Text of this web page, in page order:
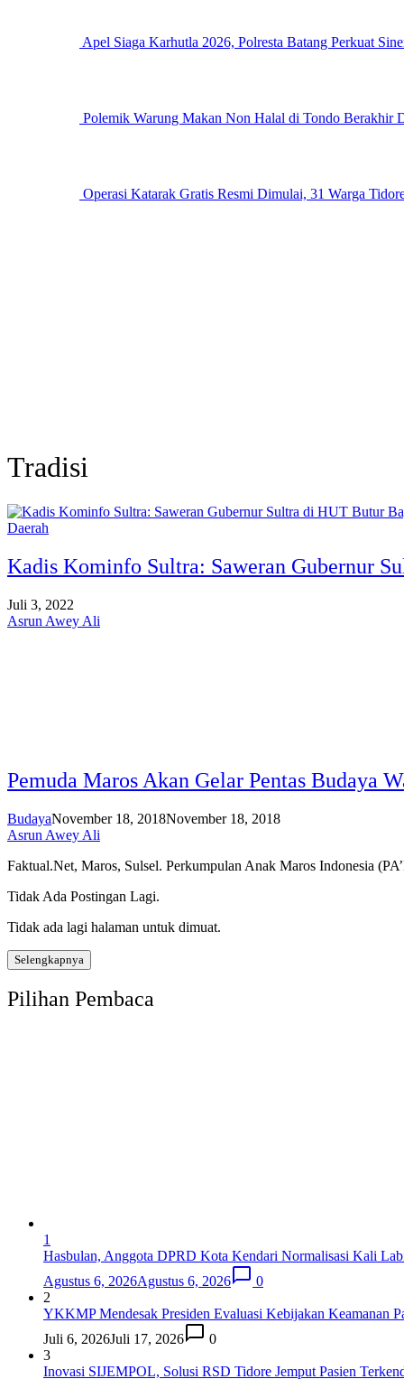
Apel Siaga Karhutla 2026, Polresta Batang Perkuat
Polemik Warung Makan Non Halal di Tondo Berakhir
Operasi Katarak Gratis Resmi Dimulai, 31 Warga
Tradisi
Daerah
Kadis Kominfo Sultra: Saweran Gubernur
Juli 3, 2022
Asrun Awey Ali
Pemuda Maros Akan Gelar Pentas Budaya
BudayaNovember 18, 2018November 18, 2018
Asrun Awey Ali
Faktual.Net, Maros, Sulsel. Perkumpulan Anak Maros Indonesia
Tidak Ada Postingan Lagi.
Tidak ada lagi halaman untuk dimuat.
Selengkapnya
Pilihan Pembaca
1
Hasbulan, Anggota DPRD Kota Kendari Normalisasi Kali
Agustus 6, 2026Agustus 6, 2026
0
2
YKKMP Mendesak Presiden Evaluasi Kebijakan Keamanan
Juli 6, 2026Juli 17, 2026
0
3
Inovasi SIJEMPOL, Solusi RSD Tidore Jemput Pasien